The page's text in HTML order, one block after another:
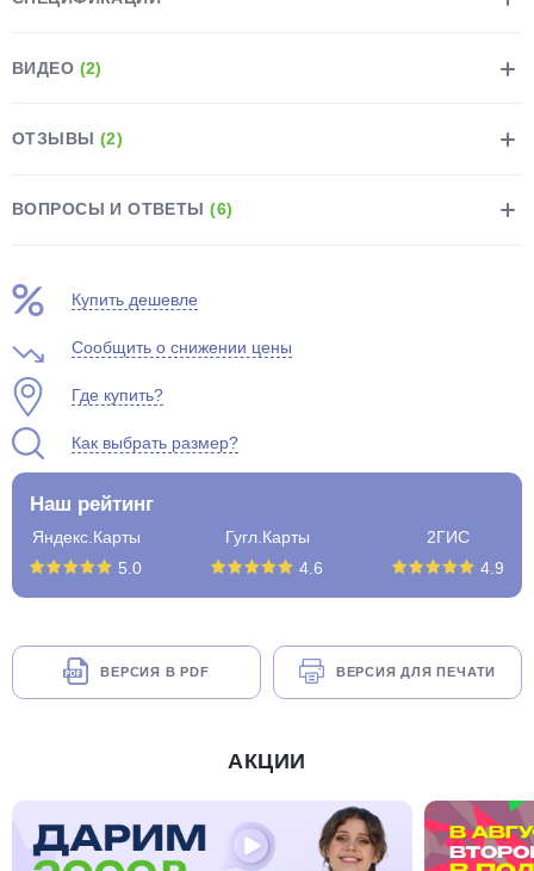
ВИДЕО (2)
ОТЗЫВЫ (2)
ВОПРОСЫ И ОТВЕТЫ(6)
Купить дешевле
Сообщить о снижении цены
Где купить?
Как выбрать размер?
Наш рейтинг
Яндекс.Карты
5.0
Гугл.Карты
4.6
2ГИС
4.9
ВЕРСИЯ В PDF ВЕРСИЯ ДЛЯ ПЕЧАТИ
АКЦИИ